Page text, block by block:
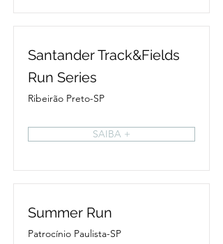
Santander Track&Fields
Run Series
Ribeirão Preto-SP
SAIBA +
Summer Run
Patrocínio Paulista-SP